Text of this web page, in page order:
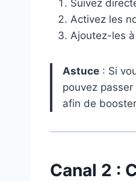
Suivez
Activez les
Ajoutez-les
Astuce : Si
pouvez passer
afin de
Canal 2 :